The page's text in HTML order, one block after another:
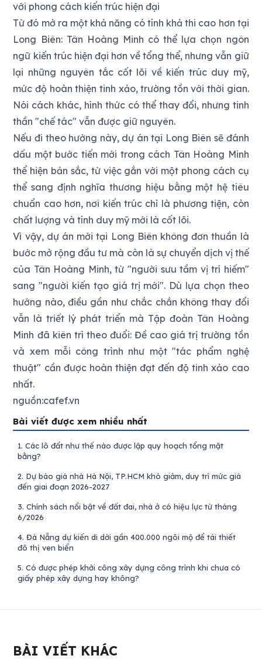
với phong cách kiến trúc hiện đại
Từ đó mở ra một khả năng có tính khả thi cao hơn tại
Long Biên: Tân Hoàng Minh có thể lựa chọn ngôn
ngữ kiến trúc hiện đại hơn về tổng thể, nhưng vẫn giữ
lại những nguyên tắc cốt lõi về kiến trúc duy mỹ,
mức độ hoàn thiện tinh xảo, trường tồn với thời gian.
Nói cách khác, hình thức có thể thay đổi, nhưng tinh
thần "chế tác" vẫn được giữ nguyên.
Nếu đi theo hướng này, dự án tại Long Biên sẽ đánh
dấu một bước tiến mới trong cách Tân Hoàng Minh
thể hiện bản sắc, từ việc gắn với một phong cách cụ
thể sang định nghĩa thương hiệu bằng một hệ tiêu
chuẩn cao hơn, nơi kiến trúc chỉ là phương tiện, còn
chất lượng và tính duy mỹ mới là cốt lõi.
Vì vậy, dự án mới tại Long Biên không đơn thuần là
bước mở rộng đầu tư mà còn là sự chuyển dịch vị thế
của Tân Hoàng Minh, từ "người sưu tầm vị trí hiếm"
sang "người kiến tạo giá trị mới". Dù lựa chọn theo
hướng nào, điều gần như chắc chắn không thay đổi
vẫn là triết lý phát triển mà Tập đoàn Tân Hoàng
Minh đã kiên trì theo đuổi: Đề cao giá trị trường tồn
và xem mỗi công trình như một "tác phẩm nghệ
thuật" cần được hoàn thiện đạt đến độ tinh xảo cao
nhất.
nguồn:cafef.vn
Bài viết được xem nhiều nhất
1. Các lô đất như thế nào được lập quy hoạch tổng mặt
bằng?
2. Dự báo giá nhà Hà Nội, TP.HCM khó giảm, duy trì mức giá
đến giai đoạn 2026-2027
3. Chính sách nổi bật về đất đai, nhà ở có hiệu lực từ tháng
6/2026
4. Đà Nẵng dự kiến di dời gần 400.000 ngôi mộ để tái thiết
đô thị ven biển
5. Có được phép khởi công xây dựng công trình khi chưa có
giấy phép xây dựng hay không?
BÀI VIẾT KHÁC